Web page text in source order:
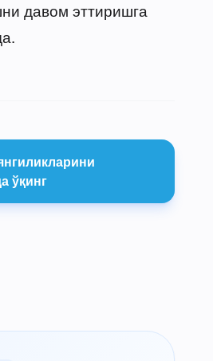
давом эттиришга
ўқинг